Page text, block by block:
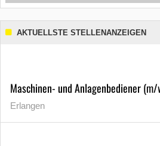
AKTUELLSTE STELLENANZEIGEN
Maschinen- und Anlagenbediener
Erlangen